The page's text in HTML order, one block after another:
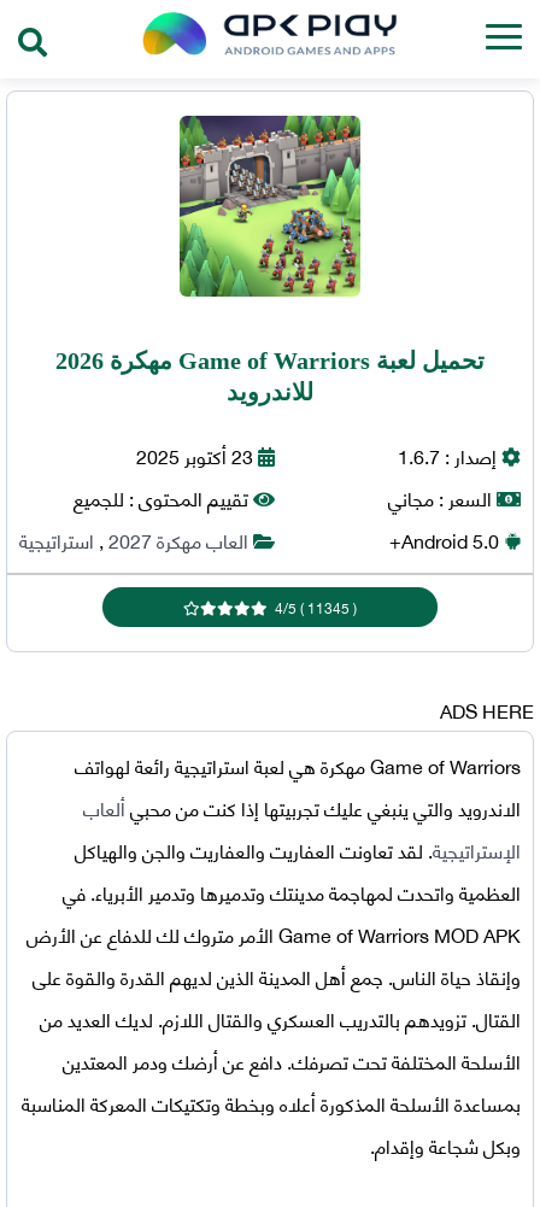
تحميل لعبة Game of Warriors مهكرة 2026
للاندرويد
إصدار :1.6.7
السعر :مجاني
Android5.0+
23 أكتوبر 2025
تقييم المحتوى :للجميع
العاب مهكرة 2027
,استراتيجية
(
11345
)
4/5
ADS HERE
Game of Warriors مهكرة
هي لعبة استراتيجية رائعة لهواتف
الاندرويد والتي ينبغي عليك تجربيتها إذا كنت من محبيألعاب
الإستراتيجية. لقد تعاونت العفاريت والعفاريت والجن والهياكل
العظمية واتحدت لمهاجمة مدينتك وتدميرها وتدمير الأبرياء. في
Game of Warriors MOD APKالأمر متروك لك للدفاع عن الأرض
وإنقاذ حياة الناس. جمع أهل المدينة الذين لديهم القدرة والقوة على
القتال. تزويدهم بالتدريب العسكري والقتال اللازم. لديك العديد من
الأسلحة المختلفة تحت تصرفك. دافع عن أرضك ودمر المعتدين
بمساعدة الأسلحة المذكورة أعلاه وبخطة وتكتيكات المعركة المناسبة
وبكل شجاعة وإقدام.